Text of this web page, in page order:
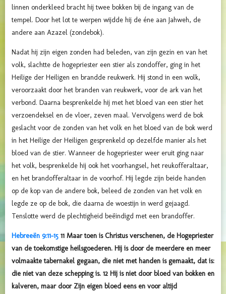
linnen onderkleed bracht hij twee bokken bij de ingang van de
tempel. Door het lot te werpen wijdde hij de éne aan Jahweh, de
andere aan Azazel (zondebok).
Nadat hij zijn eigen zonden had beleden, van zijn gezin en van het
volk, slachtte de hogepriester een stier als zondoffer, ging in het
Heilige der Heiligen en brandde reukwerk. Hij stond in een wolk,
veroorzaakt door het branden van reukwerk, voor de ark van het
verbond. Daarna besprenkelde hij met het bloed van een stier het
verzoendeksel en de vloer, zeven maal. Vervolgens werd de bok
geslacht voor de zonden van het volk en het bloed van de bok werd
in het Heilige der Heiligen gesprenkeld op dezelfde manier als het
bloed van de stier. Wanneer de hogepriester weer eruit ging naar
het volk, besprenkelde hij ook het voorhangsel, het reukofferaltaar,
en het brandofferaltaar in de voorhof. Hij legde zijn beide handen
op de kop van de andere bok, beleed de zonden van het volk en
legde ze op de bok, die daarna de woestijn in werd gejaagd.
Tenslotte werd de plechtigheid beëindigd met een brandoffer.
Hebreeën 9:11-15 11 Maar toen is Christus verschenen, de Hogepriester
van de toekomstige heilsgoederen. Hij is door de meerdere en meer
volmaakte tabernakel gegaan, die niet met handen is gemaakt, dat is:
die niet van deze schepping is. 12 Hij is niet door bloed van bokken en
kalveren, maar door Zijn eigen bloed eens en voor altijd